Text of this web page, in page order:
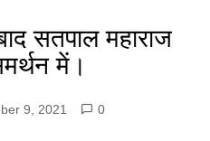
सतपाल महाराज
में।
9, 2021
0